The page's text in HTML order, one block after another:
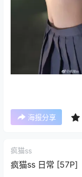
海报分享
疯猫ss
疯猫ss 日常 [57P]